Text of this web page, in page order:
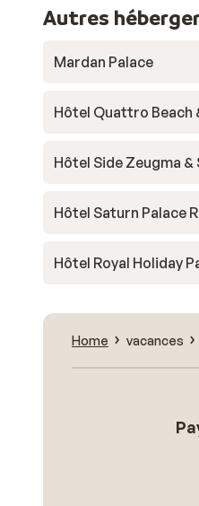
Autres
Mardan Palace
Hôtel Quattro Beach
Hôtel Side Zeugma &
Hôtel Saturn Palace
Hôtel Royal Holiday
Home vacances